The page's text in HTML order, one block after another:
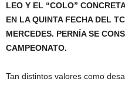
LEO Y EL “COLO”
EN LA QUINTA FECHA DEL
MERCEDES. PERNÍA SE
CAMPEONATO.
Tan distintos valores como